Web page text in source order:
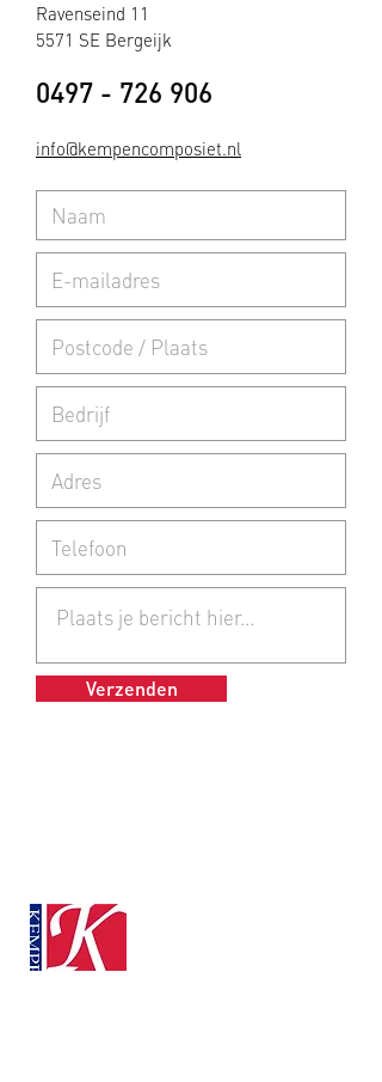
Ravenseind 11
5571 SE Bergeijk
0497 - 726 906
info@kempencomposiet.nl
Verzenden